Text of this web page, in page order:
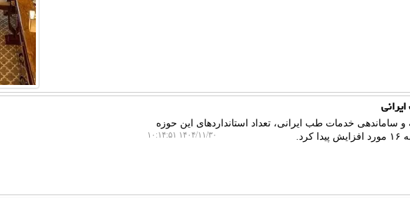
ساماندهی خدمات طب ایرانی، تعداد استانداردهای این حوزه
۱۴۰۴/۱۱/۳۰ ۱۰:۱۴:۵۱